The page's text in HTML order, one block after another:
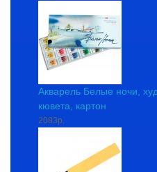
Акварель Белые ночи,
кювета, картон
2083р.